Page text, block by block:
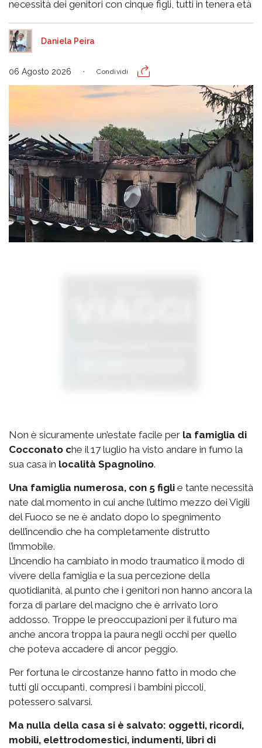
necessità dei genitori con cinque figli, tutti in tenera età
Daniela Peira
06 Agosto 2026 Condividi
Non è sicuramente un’estate facile per la famiglia di
Cocconato che il 17 luglio ha visto andare in fumo la
sua casa in località Spagnolino.
Una famiglia numerosa, con 5 figli e tante necessità
nate dal momento in cui anche l’ultimo mezzo dei Vigili
del Fuoco se ne è andato dopo lo spegnimento
dell’incendio che ha completamente distrutto
l’immobile.
L’incendio ha cambiato in modo traumatico il modo di
vivere della famiglia e la sua percezione della
quotidianità, al punto che i genitori non hanno ancora la
forza di parlare del macigno che è arrivato loro
addosso. Troppe le preoccupazioni per il futuro ma
anche ancora troppa la paura negli occhi per quello
che poteva accadere di ancor peggio.
Per fortuna le circostanze hanno fatto in modo che
tutti gli occupanti, compresi i bambini piccoli,
potessero salvarsi.
Ma nulla della casa si è salvato: oggetti, ricordi,
mobili, elettrodomestici, indumenti, libri di